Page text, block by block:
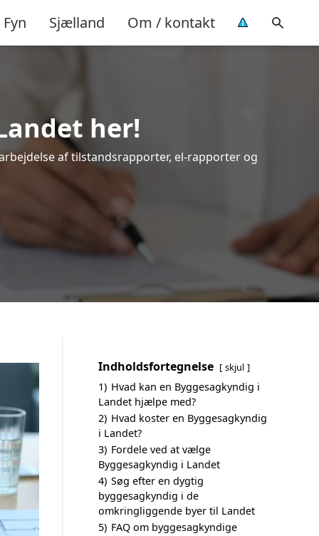
Fyn Sjælland Om / kontakt
her!
af tilstandsrapporter, el-rapporter og
Indholdsfortegnelse skjul
1) Hvad kan en Byggesagkyndig i
Landet hjælpe med?
2) Hvad koster en Byggesagkyndig
i Landet?
3) Fordele ved at vælge
Byggesagkyndig i Landet
4) Søg efter en dygtig
byggesagkyndig i de
omkringliggende byer til Landet
5) FAQ om byggesagkyndige